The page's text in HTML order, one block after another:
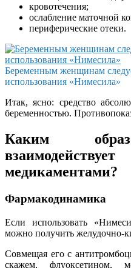
кровотечения;
ослабление маточной
периферические отеки.
Беременным женщинам
использования «Нимесила»
Итак, ясно: средство
беременностью.
Каким
медикаментами?
Фармакодинамика
Если использовать
можно получить желудочно-
Совмещая его с
скажем, флуоксетином,